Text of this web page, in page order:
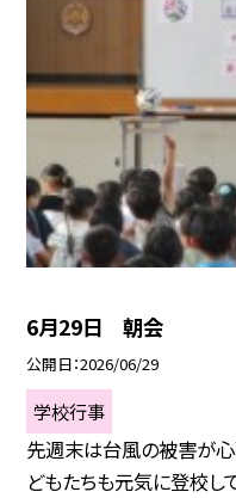
6月29日 朝会
公開日 2026/06/29
学校行事
先週末は台風の被害が心
どもたちも元気に登校し